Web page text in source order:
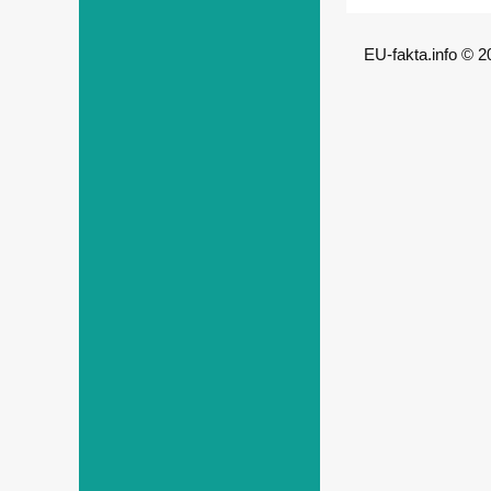
EU-fakta.info ©